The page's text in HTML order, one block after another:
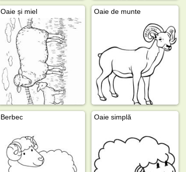
Oaie și miel Oaie de munte
Berbec Oaie simplă